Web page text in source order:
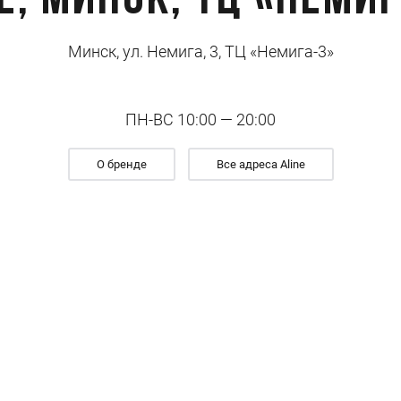
Минск, ул. Немига, 3, ТЦ «Немига-3»
ПН-ВС 10:00 — 20:00
О бренде Все адреса Aline